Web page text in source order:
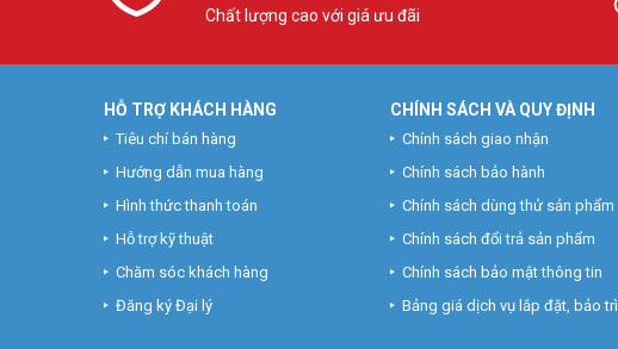
Chất lượng cao với giá ưu đãi
HỖ TRỢ KHÁCH HÀNG
Tiêu chí bán hàng
Hướng dẫn mua hàng
Hình thức thanh toán
Hỗ trợ kỹ thuật
Chăm sóc khách hàng
Đăng ký Đại lý
CHÍNH SÁCH VÀ QUY ĐỊNH
Chính sách giao nhận
Chính sách bảo hành
Chính sách dùng thử sản phẩm
Chính sách đổi trả sản phẩm
Chính sách bảo mật thông tin
Bảng giá dịch vụ lắp đặt, bảo trì